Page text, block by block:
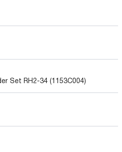
Set RH2-34 (1153C004)